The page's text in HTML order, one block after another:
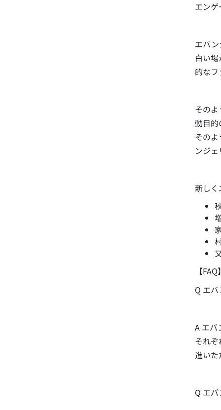
エン
エバ
白い
的な
その
動目的
その
ンジ
新しく
【FAQ
Q エ
A エバ
それ
進いた
Q エ